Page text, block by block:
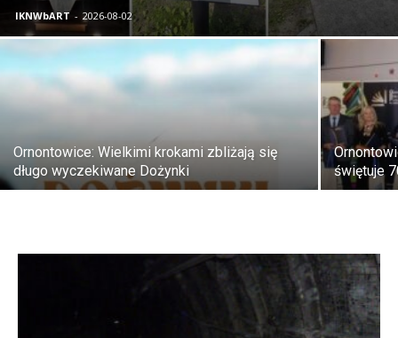
IKNWbART - 2026-08-02
Ornontowice: Wielkimi krokami zbliżają się
długo wyczekiwane Dożynki
świętuje